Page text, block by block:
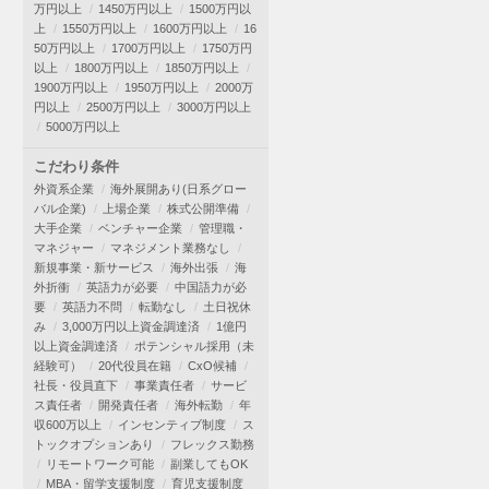
万円以上 1450万円以上
1500万円以
上
1550万円以上 1600万円以上
16
50万円以上
1700万円以上
1750万円
以上
1800万円以上
1850万円以上
1900万円以上
1950万円以上
2000万
円以上
2500万円以上
3000万円以上
5000万円以上
こだわり条件
外資系企業
海外展開あり(日系グロー
バル企業)
上場企業
株式公開準備
大手企業
ベンチャー企業
管理職・
マネジャー
マネジメント業務なし
新規事業・新サービス
海外出張
海
外折衝
英語力が必要
中国語力が必
要
英語力不問 転勤なし
土日祝休
み
3,000万円以上資金調達済
1億円
以上資金調達済
ポテンシャル採用（未
経験可）
20代役員在籍
CxO候補
社長・役員直下
事業責任者
サービ
ス責任者
開発責任者 海外転勤
年
収600万以上
インセンティブ制度
ス
トックオプションあり
フレックス勤務
リモートワーク可能
副業してもOK
MBA・留学支援制度
育児支援制度